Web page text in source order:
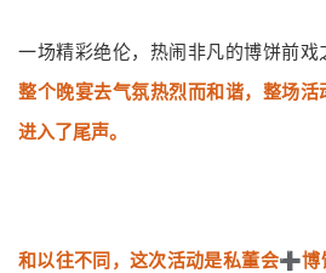
一场精彩绝伦，热闹非凡的博饼前戏
整个晚宴去气氛热烈而和谐，整场
进入了尾声。
和以往不同，这次活动是私董会➕